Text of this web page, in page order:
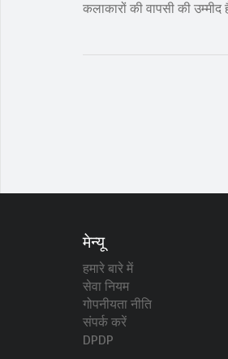
कलाकारों की वापसी की उम्मीद
मेन्यू
हमारे बारे में
सेवा नियम
गोपनीयता नीति
संपर्क करें
DPDP